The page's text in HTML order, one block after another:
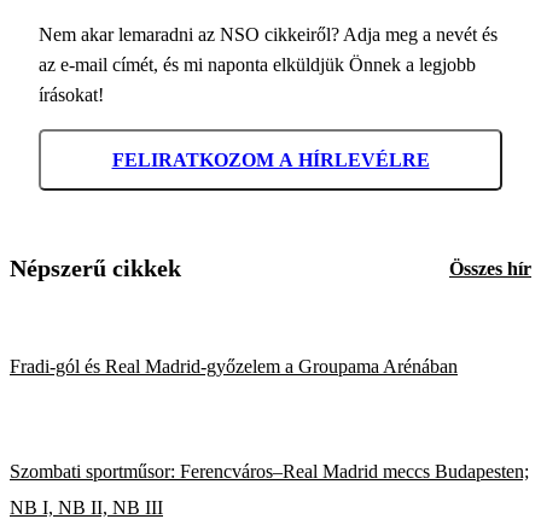
Nem akar lemaradni az NSO cikkeiről? Adja meg a nevét és
az e-mail címét, és mi naponta elküldjük Önnek a legjobb
írásokat!
FELIRATKOZOM A HÍRLEVÉLRE
Népszerű cikkek Összes hír
Fradi-gól és Real Madrid-győzelem a Groupama Arénában
Szombati sportműsor: Ferencváros–Real Madrid meccs Budapesten;
NB I, NB II, NB III